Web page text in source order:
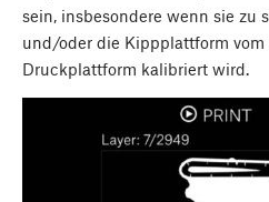
sein, insbesondere wenn sie zu
und/oder die Kippplattform
Druckplattform kalibriert wird.